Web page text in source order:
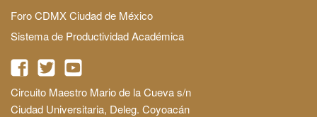
Foro CDMX Ciudad de México
Sistema de Productividad Académica
Circuito Maestro Mario de la Cueva s/n
Ciudad Universitaria, Deleg. Coyoacán